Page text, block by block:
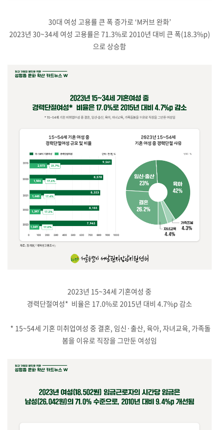
30대 여성 고용률 큰 폭 증가로 ‘M커브 완화’
2023년 30~34세 여성 고용률은 71.3%로 2010년 대비 큰 폭(18.3%p)
으로 상승함
2023년 15~34세 기혼여성 중
경력단절여성* 비율은 17.0%로 2015년 대비 4.7%p 감소
* 15~54세 기혼 미취업여성 중 결혼, 임신·출산, 육아, 자녀교육, 가족돌
봄을 이유로 직장을 그만둔 여성임